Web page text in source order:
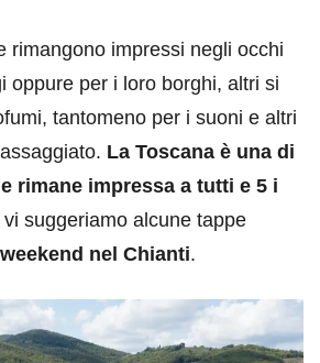
rimangono impressi negli occhi
oppure per i loro borghi, altri si
tantomeno per i suoni e altri
La Toscana è una di
rimane impressa a tutti e 5 i
suggeriamo alcune tappe
weekend nel Chianti.